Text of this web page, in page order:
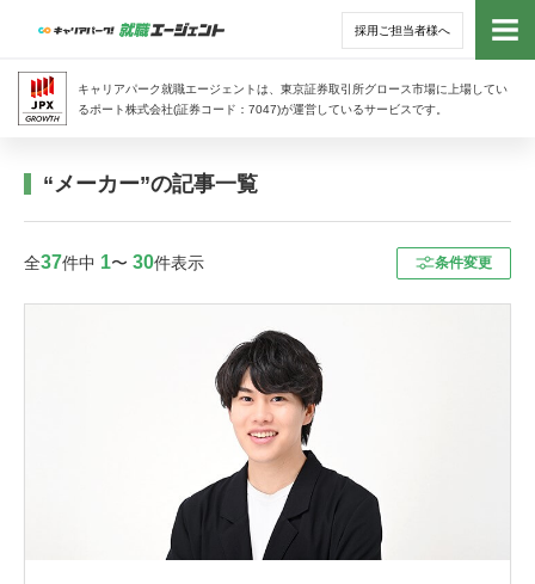
採用ご担当者様へ
キャリアパーク就職エージェントは、東京証券取引所グロース市場に上場してい
るポート株式会社(証券コード：7047)が運営しているサービスです。
トッ
“メーカー”の記事一覧
全37件中 1〜 30件表示 条件変更